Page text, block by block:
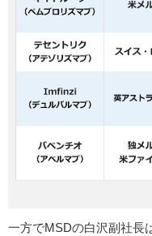
一方でMSDの白沢副社長